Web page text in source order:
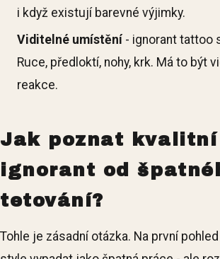
i když existují barevné výjimky.
Viditelné umístění - ignorant tattoo
Ruce, předloktí, nohy, krk. Má to být
reakce.
Jak poznat kvalitní
ignorant od
tetování?
Tohle je zásadní otázka. Na první